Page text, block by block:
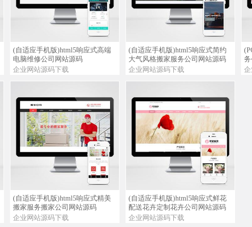
(自
(自
页
查看详情 查看演示
(自适应手机版)html5响应式高端
电脑维修公司网站源码
企业网站源码下载
查看详情 查看演示
(自适应手机版)html5响应式简约
大气风格搬家服务公司网站源码
企业网站源码下载
查看详情 查看演示
(自适应手机版)html5响应式精美
搬家服务搬家公司网站源码
企业网站源码下载
查看详情 查看演示
(自适应手机版)html5响应式鲜花
配送花卉定制花卉公司网站源码
企业网站源码下载